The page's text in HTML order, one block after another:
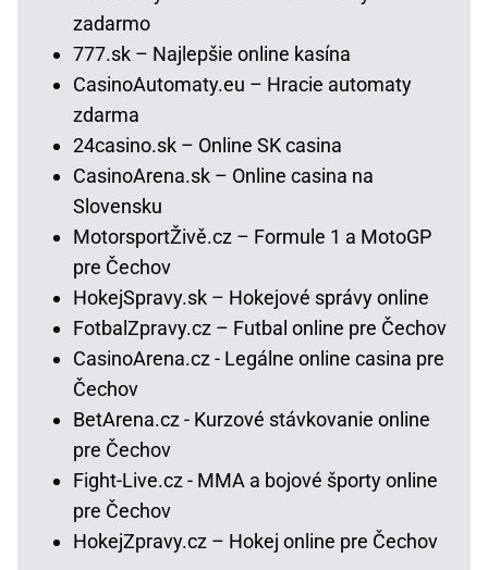
zadarmo
777.sk – Najlepšie online kasína
CasinoAutomaty.eu – Hracie automaty
zdarma
24casino.sk – Online SK casina
CasinoArena.sk – Online casina na
Slovensku
MotorsportŽivě.cz – Formule 1 a MotoGP
pre Čechov
HokejSpravy.sk – Hokejové správy online
FotbalZpravy.cz – Futbal online pre Čechov
CasinoArena.cz - Legálne online casina pre
Čechov
BetArena.cz - Kurzové stávkovanie online
pre Čechov
Fight-Live.cz - MMA a bojové športy online
pre Čechov
HokejZpravy.cz – Hokej online pre Čechov